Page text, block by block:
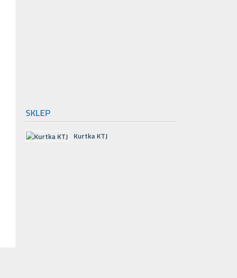
SKLEP
Kurtka KTJ